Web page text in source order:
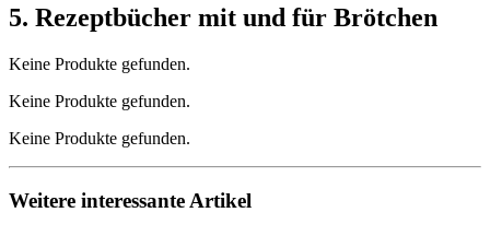
5. Rezeptbücher mit und für Brötchen
Keine Produkte gefunden.
Keine Produkte gefunden.
Keine Produkte gefunden.
Weitere interessante Artikel